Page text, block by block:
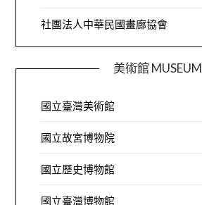
社團法人中華民國畫廊協會
美術館 MUSEUM
國立臺灣美術館
國立故宮博物院
國立歷史博物館
國立臺灣博物館